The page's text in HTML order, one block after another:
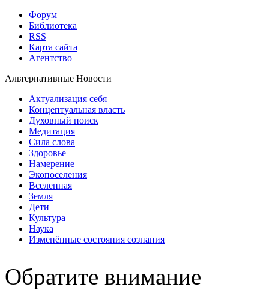
Форум
Библиотека
RSS
Карта сайта
Агентство
Альтернативные Новости
Актуализация себя
Концептуальная власть
Духовный поиск
Медитация
Сила слова
Здоровье
Намерение
Экопоселения
Вселенная
Земля
Дети
Культура
Наука
Изменённые состояния сознания
Обратите внимание